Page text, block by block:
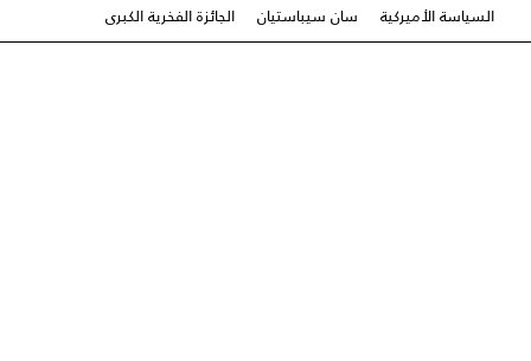
السياسة الأميركية
سان سيباستيان الجائزة الفخرية الكبرى